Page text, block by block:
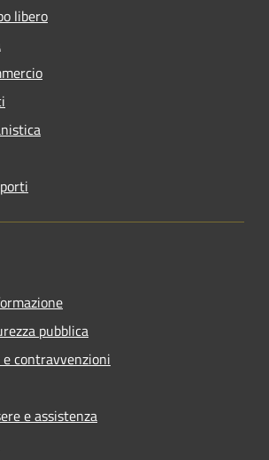
libero
pubblica
contravvenzioni
e assistenza